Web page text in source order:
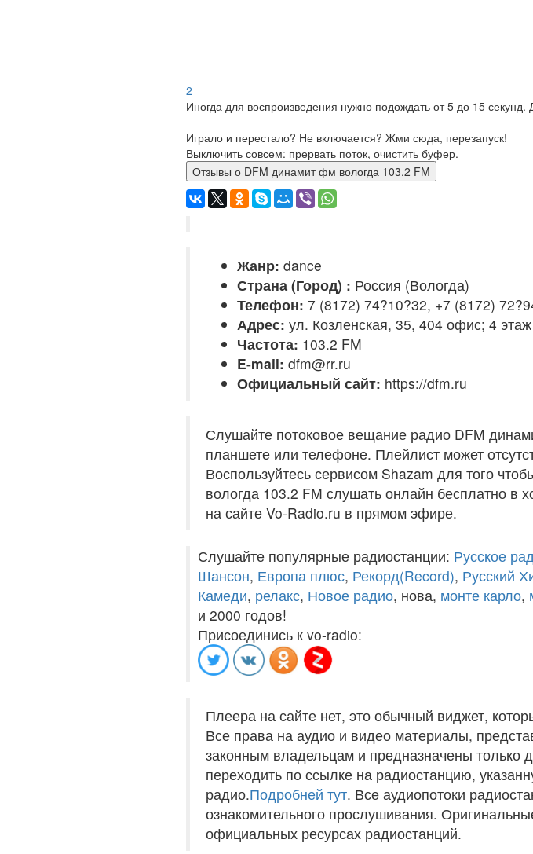
2
Иногда для воспроизведения нужно подождать от 5 до 15 секунд.
Играло и перестало? Не включается? Жми сюда, перезапуск!
Выключить совсем: прервать поток, очистить буфер.
Отзывы о DFM динамит фм вологда 103.2 FM
Жанр: dance
Страна (Город) : Россия (Вологда)
Телефон: 7 (8172) 74?10?32, +7 (8172)
Адрес: ул. Козленская, 35, 404 офис; 4 этаж
Частота: 103.2 FM
E-mail: dfm@rr.ru
Официальный сайт: https://dfm.ru
Слушайте потоковое вещание радио DFM
планшете или телефоне. Плейлист может
Воспользуйтесь сервисом Shazam для того
вологда 103.2 FM слушать онлайн бесплатно в
на сайте Vo-Radio.ru в прямом эфире.
Слушайте популярные радиостанции: Русское
Шансон, Европа плюс, Рекорд(Record), Русский
Камеди, релакс, Новое радио, нова, монте карло,
и 2000 годов!
Присоединись к vo-radio:
Плеера на сайте нет, это обычный виджет,
Все права на аудио и видео материалы,
законным владельцам и предназначены
переходить по ссылке на радиостанцию,
радио.Подробней тут. Все аудиопотоки
ознакомительного прослушивания.
официальных ресурсах радиостанций.